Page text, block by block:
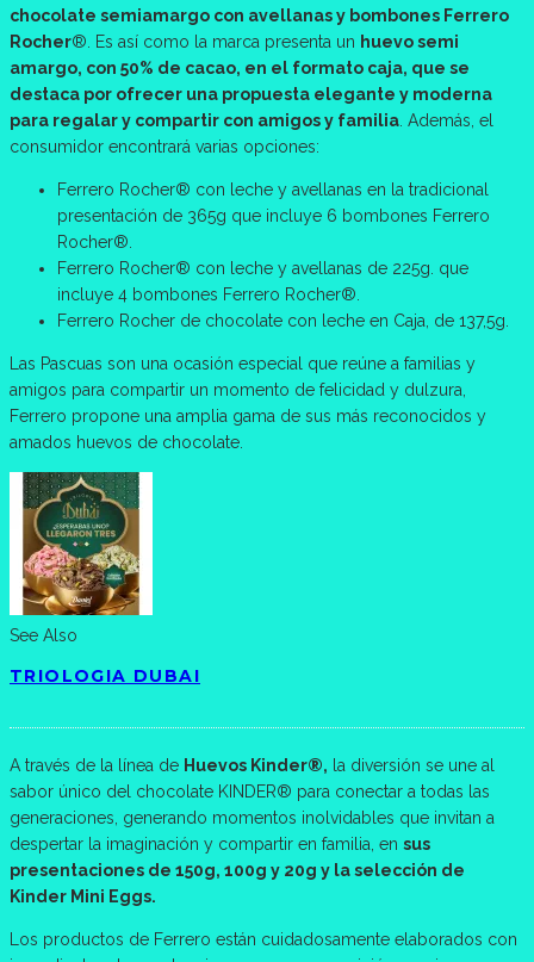
chocolate semiamargo con avellanas y bombones Ferrero
Rocher®. Es así como la marca presenta un huevo semi
amargo, con 50% de cacao, en el formato caja, que se
destaca por ofrecer una propuesta elegante y moderna
para regalar y compartir con amigos y familia . Además, el
consumidor encontrará varias opciones:
Ferrero Rocher® con leche y avellanas en la tradicional
presentación de 365g que incluye 6 bombones Ferrero
Rocher®.
Ferrero Rocher® con leche y avellanas de 225g. que
incluye 4 bombones Ferrero Rocher®.
Ferrero Rocher de chocolate con leche en Caja, de 137,5g.
Las Pascuas son una ocasión especial que reúne a familias y
amigos para compartir un momento de felicidad y dulzura,
Ferrero propone una amplia gama de sus más reconocidos y
amados huevos de chocolate.
See Also
TRIOLOGIA DUBAI
A través de la línea de Huevos Kinder®, la diversión se une al
sabor único del chocolate KINDER® para conectar a todas las
generaciones, generando momentos inolvidables que invitan a
despertar la imaginación y compartir en familia, en sus
presentaciones de 150g, 100g y 20g y la selección de
Kinder Mini Eggs.
Los productos de Ferrero están cuidadosamente elaborados con